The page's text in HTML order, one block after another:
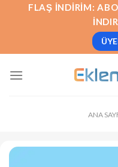
FLAŞ İNDIRIM:
ANA